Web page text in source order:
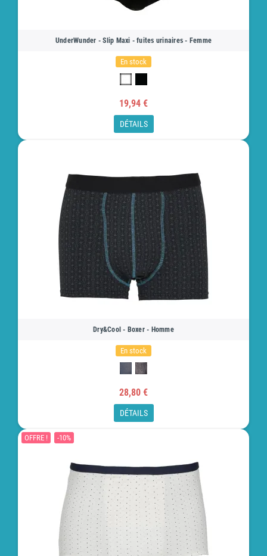
UnderWunder - Slip Maxi - fuites urinaires - Femme
En stock
19,94 €
DÉTAILS
Dry&Cool - Boxer - Homme
En stock
28,80 €
DÉTAILS
OFFRE ! -10%